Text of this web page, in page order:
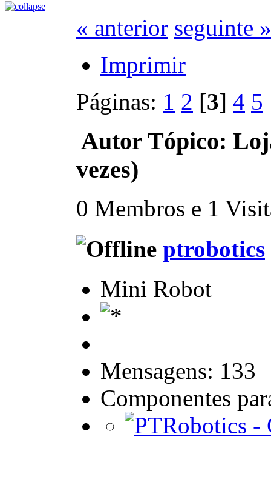
« anterior seguinte »
Imprimir
Páginas: 1 2 [3] 4 5
Autor Tópico:
vezes)
0 Membros e 1
ptrobotics
Mini Robot
Mensagens: 133
Componentes